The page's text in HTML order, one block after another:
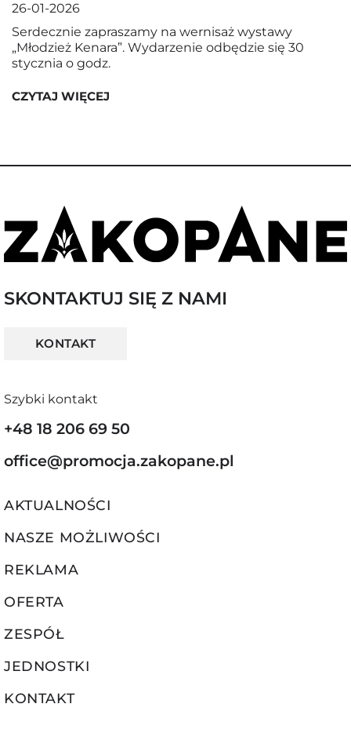
26-01-2026
Serdecznie zapraszamy na wernisaż wystawy
„Młodzież Kenara”. Wydarzenie odbędzie się 30
stycznia o godz.
CZYTAJ WIĘCEJ
SKONTAKTUJ SIĘ Z NAMI
KONTAKT
Szybki kontakt
+48 18 206 69 50
office@promocja.zakopane.pl
AKTUALNOŚCI
NASZE MOŻLIWOŚCI
REKLAMA
OFERTA
ZESPÓŁ
JEDNOSTKI
KONTAKT